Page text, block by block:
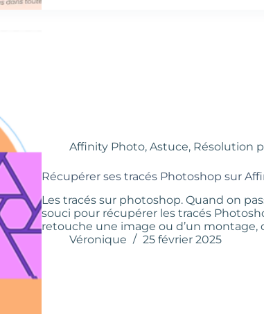
Affinity Photo, Astuce, Résolution
Récupérer ses tracés Photoshop sur
Les tracés sur photoshop. Quand on
souci pour récupérer les tracés
retouche une image ou d’un montage,
Véronique
25 février 2025